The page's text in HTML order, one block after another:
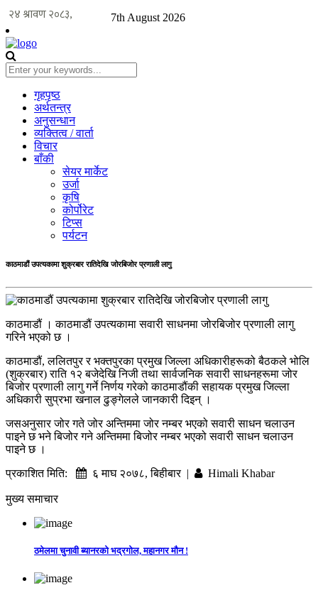
7th August 2026
गृहपृष्ठ
अर्थतन्त्र
अनुसन्धान
व्यक्तित्व / वार्ता
विचार
बाँकी
सेयर मार्केट
उर्जा
कृषि
कोर्पोरेट
टिप्स
पर्यटन
काठमाडौं उपत्यकामा शुक्रबार रातिदेखि जोरबिजोर प्रणाली लागु
काठमाडौं । काठमाडौं उपत्यकामा सवारी साधनमा जोरबिजोर प्रणाली लागु
गरिने भएको छ ।
काठमाडौं, ललितपुर र भक्तपुरका प्रमुख जिल्ला अधिकारीहरूको बैठकले भोलि
(शुक्रबार) राति १२ बजेदेखि निजी तथा सार्वजनिक सवारी साधनहरूमा जोर
बिजोर प्रणाली लागु गर्ने निर्णय गरेको काठमाडौंकी सहायक प्रमुख जिल्ला
अधिकारी सुप्रभा खनाल ढुङ्गेलले जानकारी दिइन् ।
जसअनुसार जोर गते जोर अन्तिममा जोर नम्बर भएको सवारी साधन चलाउन
पाइने छ भने बिजोर गने अन्तिममा बिजोर नम्बर भएको सवारी साधन चलाउन
पाइने छ ।
प्रकाशित मिति:
६ माघ २०७८, बिहीबार | Himali Khabar
मुख्य समाचार
ठमेलमा चुनावी ब्यानरको भद्रगोल, महानगर मौन !